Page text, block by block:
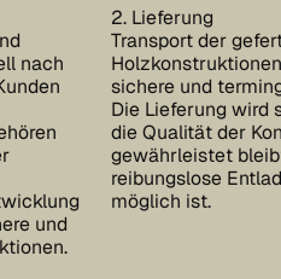
nach
und
2. Lieferung
Transport der
sichere und
Die Lieferung wird
die Qualität der
gewährleistet
reibungslose
möglich ist.